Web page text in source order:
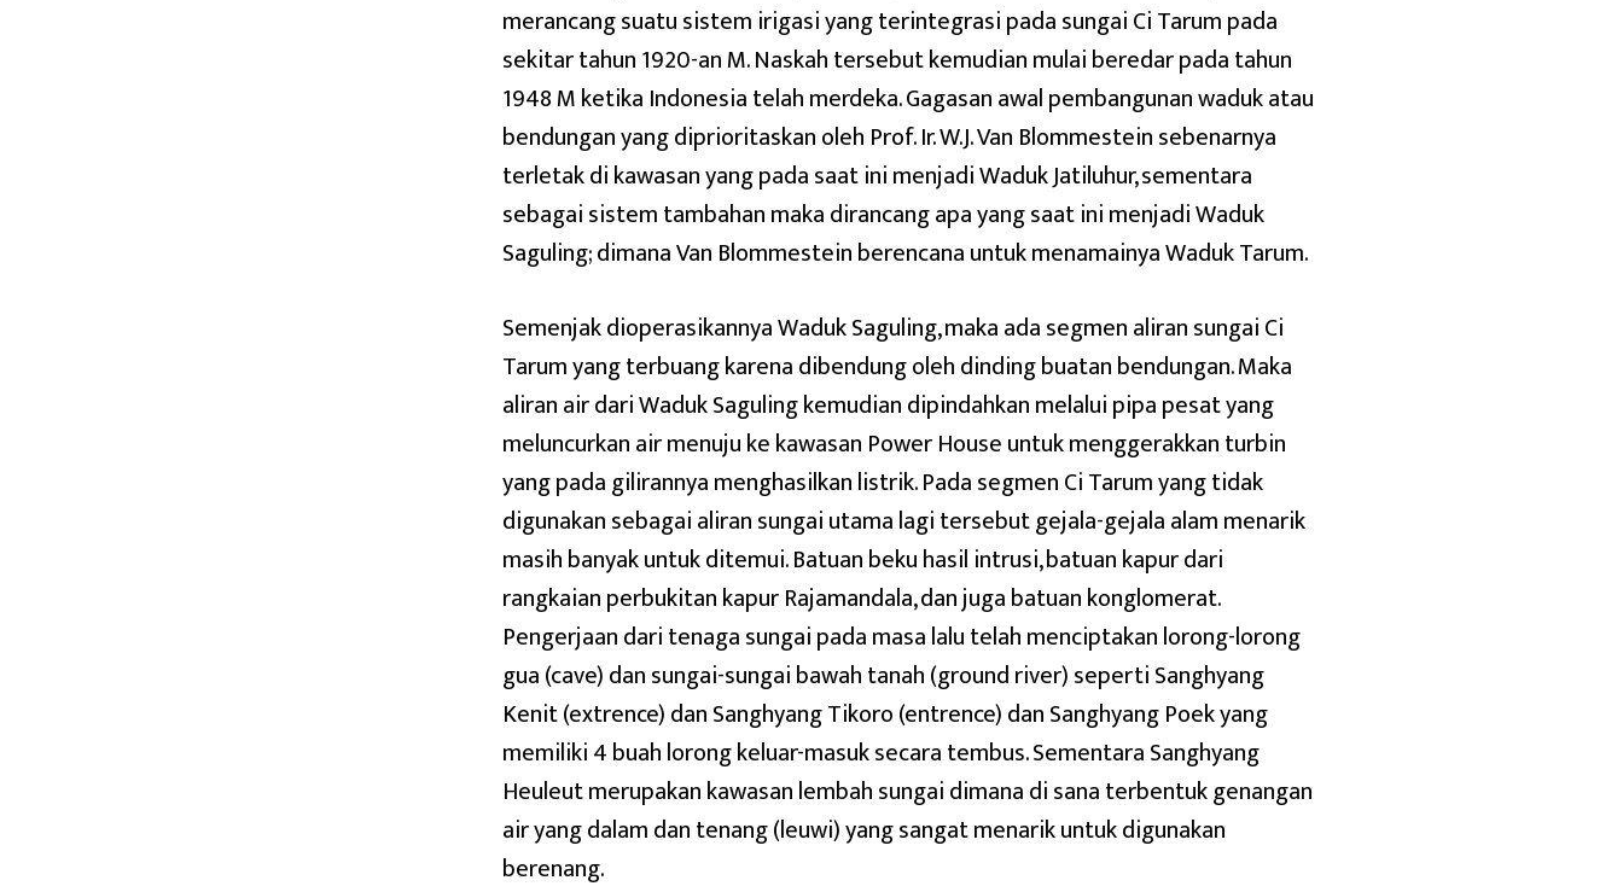
merancang suatu sistem irigasi yang terintegrasi pada sungai Ci Tarum pada
sekitar tahun 1920-an M. Naskah tersebut kemudian mulai beredar pada tahun
1948 M ketika Indonesia telah merdeka. Gagasan awal pembangunan waduk atau
bendungan yang diprioritaskan oleh Prof. Ir. W.J. Van Blommestein sebenarnya
terletak di kawasan yang pada saat ini menjadi Waduk Jatiluhur, sementara
sebagai sistem tambahan maka dirancang apa yang saat ini menjadi Waduk
Saguling; dimana Van Blommestein berencana untuk menamainya Waduk Tarum.
Semenjak dioperasikannya Waduk Saguling, maka ada segmen aliran sungai Ci
Tarum yang terbuang karena dibendung oleh dinding buatan bendungan. Maka
aliran air dari Waduk Saguling kemudian dipindahkan melalui pipa pesat yang
meluncurkan air menuju ke kawasan Power House untuk menggerakkan turbin
yang pada gilirannya menghasilkan listrik. Pada segmen Ci Tarum yang tidak
digunakan sebagai aliran sungai utama lagi tersebut gejala-gejala alam menarik
masih banyak untuk ditemui. Batuan beku hasil intrusi, batuan kapur dari
rangkaian perbukitan kapur Rajamandala, dan juga batuan konglomerat.
Pengerjaan dari tenaga sungai pada masa lalu telah menciptakan lorong-lorong
gua (cave) dan sungai-sungai bawah tanah (ground river) seperti Sanghyang
Kenit (extrence) dan Sanghyang Tikoro (entrence) dan Sanghyang Poek yang
memiliki 4 buah lorong keluar-masuk secara tembus. Sementara Sanghyang
Heuleut merupakan kawasan lembah sungai dimana di sana terbentuk genangan
air yang dalam dan tenang (leuwi) yang sangat menarik untuk digunakan
berenang.